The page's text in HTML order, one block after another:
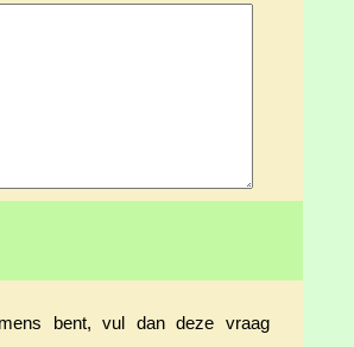
bent, vul dan deze vraag